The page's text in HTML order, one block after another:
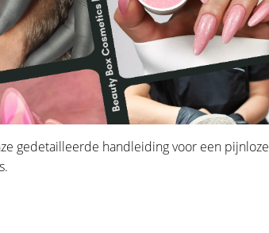
gedetailleerde handleiding voor een pijnloze